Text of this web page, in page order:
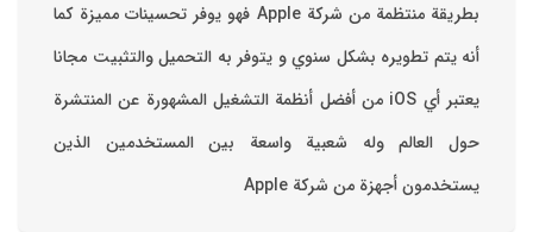
بطريقة منتظمة من شركة Apple فهو يوفر تحسينات مميزة كما
أنه يتم تطويره بشكل سنوي و يتوفر به التحميل والتثبيت مجانا
‏يعتبر أي iOS من أفضل أنظمة التشغيل المشهورة عن المنتشرة
حول العالم وله شعبية واسعة بين المستخدمين الذين
يستخدمون أجهزة من شركة Apple